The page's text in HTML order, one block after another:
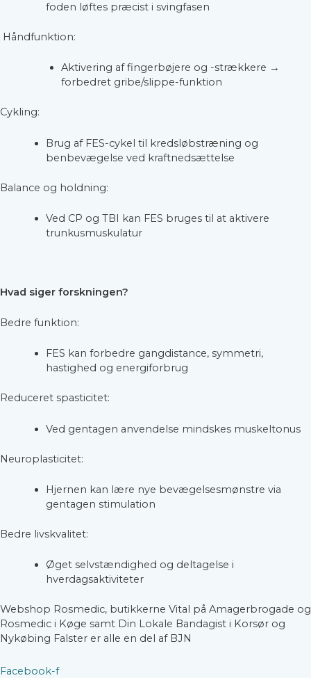
foden løftes præcist i svingfasen
Håndfunktion:
Aktivering af fingerbøjere og -strækkere →
forbedret gribe/slippe-funktion
Cykling:
Brug af FES-cykel til kredsløbstræning og
benbevægelse ved kraftnedsættelse
Balance og holdning:
Ved CP og TBI kan FES bruges til at aktivere
trunkusmuskulatur
Hvad siger forskningen?
Bedre funktion:
FES kan forbedre gangdistance, symmetri,
hastighed og energiforbrug
Reduceret spasticitet:
Ved gentagen anvendelse mindskes muskeltonus
Neuroplasticitet:
Hjernen kan lære nye bevægelsesmønstre via
gentagen stimulation
Bedre livskvalitet:
Øget selvstændighed og deltagelse i
hverdagsaktiviteter
Webshop Rosmedic, butikkerne Vital på Amagerbrogade og
Rosmedic i Køge samt Din Lokale Bandagist i Korsør og
Nykøbing Falster er alle en del af BJN
Facebook-f